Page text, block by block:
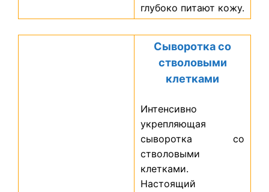
глубоко питают кожу.
Сыворотка со
стволовыми
клетками
Интенсивно
укрепляющая
сыворотка со
стволовыми
клетками.
Настоящий